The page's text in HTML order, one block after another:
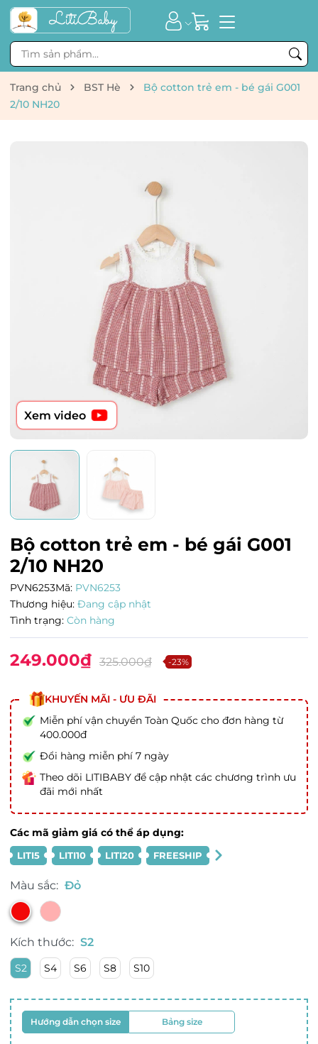
Trang chủ BST Hè
Bộ cotton trẻ em - bé gái G001
2/10 NH20
Xem video
Bộ cotton trẻ em - bé gái G001
2/10 NH20
PVN6253Mã: PVN6253
Thương hiệu: Đang cập nhật
Tình trạng: Còn hàng
249.000₫ 325.000₫ -23%
KHUYẾN MÃI - ƯU ĐÃI
Miễn phí vận chuyển Toàn Quốc cho đơn hàng từ
400.000đ
Đổi hàng miễn phí 7 ngày
Theo dõi LITIBABY để cập nhật các chương trình ưu
đãi mới nhất
Các mã giảm giá có thể áp dụng:
LITI5 LITI10 LITI20 FREESHIP
Màu sắc: Đỏ
Kích thước: S2
S2 S4 S6 S8 S10
Hướng dẫn chọn size Bảng size